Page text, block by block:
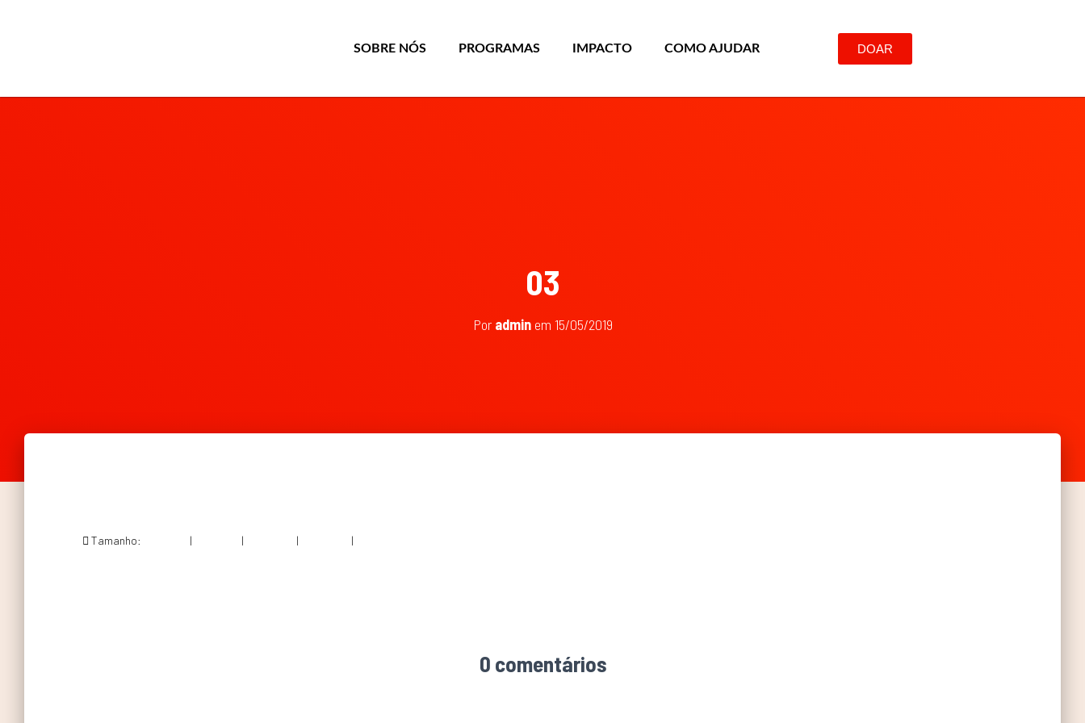
SOBRE NÓS PROGRAMAS IMPACTO COMO AJUDAR DOAR
03
Por adminem 15/05/2019
Tamanho: | | | |
0 comentários